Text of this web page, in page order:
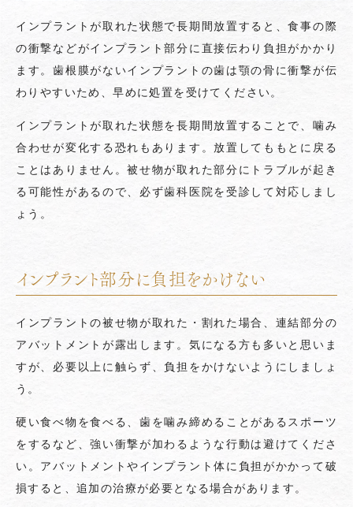
インプラントが取れた状態で長期間放置すると、食事の際
の衝撃などがインプラント部分に直接伝わり負担がかかり
ます。歯根膜がないインプラントの歯は顎の骨に衝撃が伝
わりやすいため、早めに処置を受けてください。
インプラントが取れた状態を長期間放置することで、噛み
合わせが変化する恐れもあります。放置してももとに戻る
ことはありません。被せ物が取れた部分にトラブルが起き
る可能性があるので、必ず歯科医院を受診して対応しまし
ょう。
インプラント部分に負担をかけない
インプラントの被せ物が取れた・割れた場合、連結部分の
アバットメントが露出します。気になる方も多いと思いま
すが、必要以上に触らず、負担をかけないようにしましょ
う。
硬い食べ物を食べる、歯を噛み締めることがあるスポーツ
をするなど、強い衝撃が加わるような行動は避けてくださ
い。アバットメントやインプラント体に負担がかかって破
損すると、追加の治療が必要となる場合があります。